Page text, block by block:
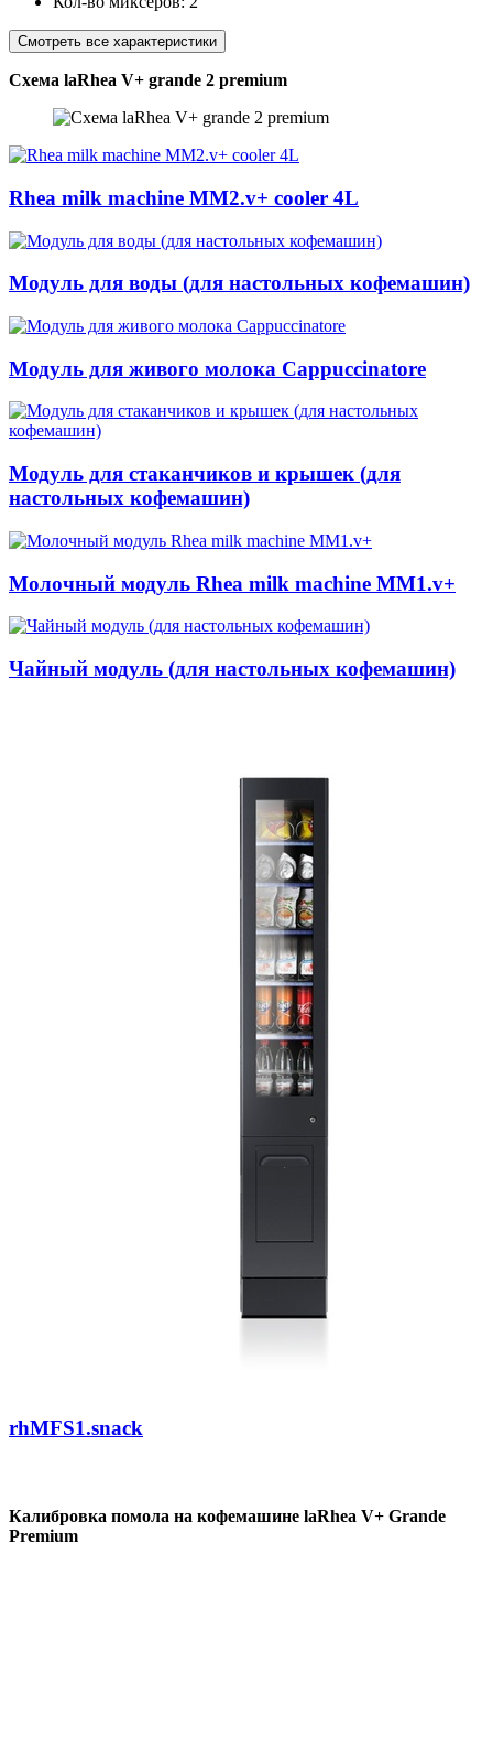
Смотреть все характеристики
Схема laRhea V+ grande 2 premium
Rhea milk machine MM2.v+ cooler 4L
Модуль для воды (для настольных кофемашин)
Модуль для живого молока Cappuccinatore
Модуль для стаканчиков и крышек (для
настольных кофемашин)
Молочный модуль Rhea milk machine MM1.v+
Чайный модуль (для настольных кофемашин)
rhMFS1.snack
Калибровка помола на кофемашине laRhea V+ Grande
Premium